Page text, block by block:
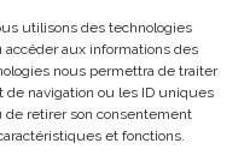
utilisons des technologies
aux informations des
nous permettra de traiter
navigation ou les ID uniques
de retirer son consentement
et fonctions.
– 805 830